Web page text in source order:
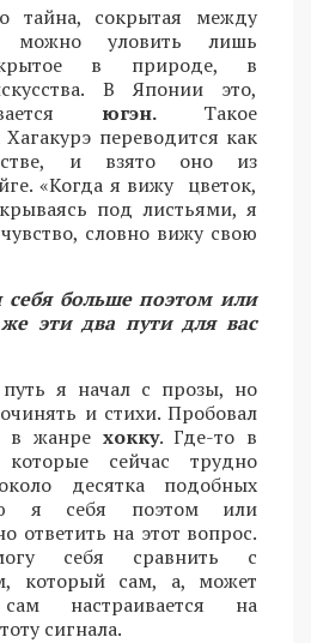
тайна, сокрытая между
можно уловить лишь
в природе, в
В Японии это,
югэн.Такое
переводится как
и взято оно из
«Когда я вижу цветок,
под листьями, я
словно вижу свою
себя больше поэтом или
эти два пути для вас
я начал с прозы, но
и стихи. Пробовал
в жанре хокку. Где-то в
которые сейчас трудно
десятка подобных
я себя поэтом или
ответить на этот вопрос.
себя сравнить с
который сам, а, может
настраивается на
сигнала.